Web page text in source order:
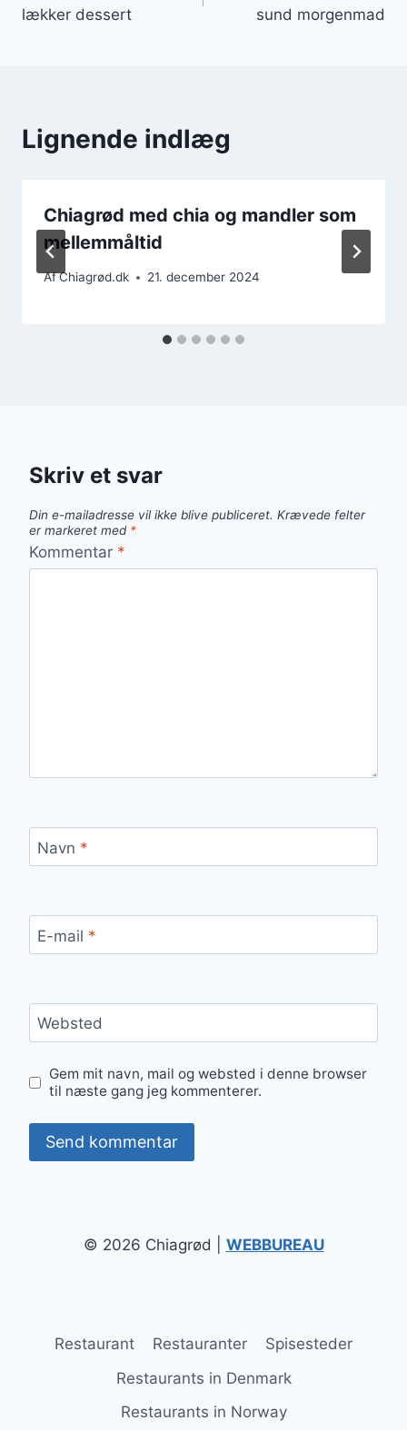
lækker dessert
sund morgenmad
Lignende indlæg
Chiagrød med chia og mandler som
mellemmåltid
AfChiagrød.dk 21. december 2024
Skriv et svar
Din e-mailadresse vil ikke blive publiceret. Krævede felter
er markeret med *
Kommentar *
Navn *
E-mail *
Websted
Gem mit navn, mail og websted i denne browser
til næste gang jeg kommenterer.
© 2026 Chiagrød | WEBBUREAU
Restaurant Restauranter
Spisesteder
Restaurants in Denmark
Restaurants in Norway